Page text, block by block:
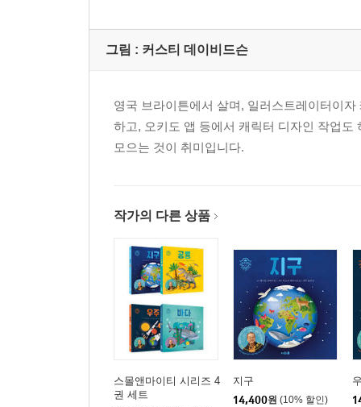
그림 : 커스티 데이비드슨
영국 브라이튼에서 살며, 일러스트레이터이
하고, 오키도 앱 등에서 캐릭터 디자인 작업
모으는 것이 취미입니다.
작가의 다른 상품
스몰앤마이티 시리즈 4
권 세트
지구
14,400원 (10% 할인)